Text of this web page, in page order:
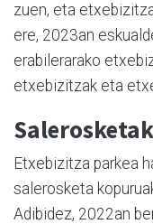
zuen, eta
ere, 2023an
erabilerarako
etxebizitzak eta
Etxebizitza parkea
salerosketa
Adibidez, 2022an